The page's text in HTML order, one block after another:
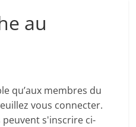
au
qu’aux membres du
vous connecter.
s'inscrire ci-